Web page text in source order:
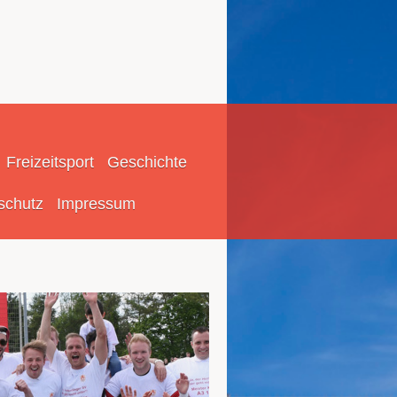
Freizeitsport Geschichte
Impressum